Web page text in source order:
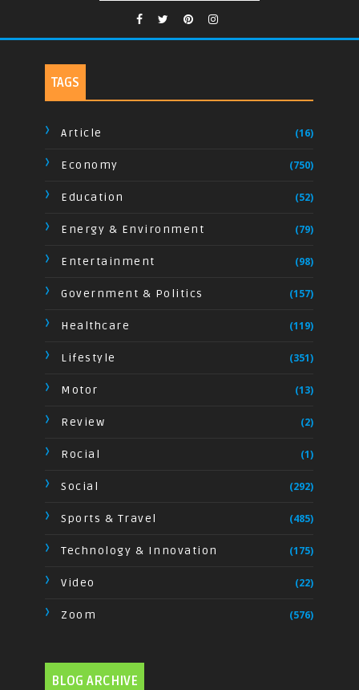
TAGS
Article (16)
Economy (750)
Education (52)
Energy & Environment (79)
Entertainment (98)
Government & Politics (157)
Healthcare (119)
Lifestyle (351)
Motor (13)
Review (2)
Rocial (1)
Social (292)
Sports & Travel (485)
Technology & Innovation (175)
Video (22)
Zoom (576)
BLOG ARCHIVE